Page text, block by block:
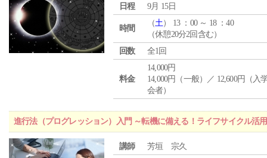
日程 9月 15日
時間
（土） 13 ：00 ～ 18 ：40
（休憩20分2回含む）
回数
全1回
料金
14,000円
14,000円（一般）／ 12,600円（入
会者）
進行法（プログレッション）入門 ～転機に備える！ライフサイクル活
講師
芳垣 宗久